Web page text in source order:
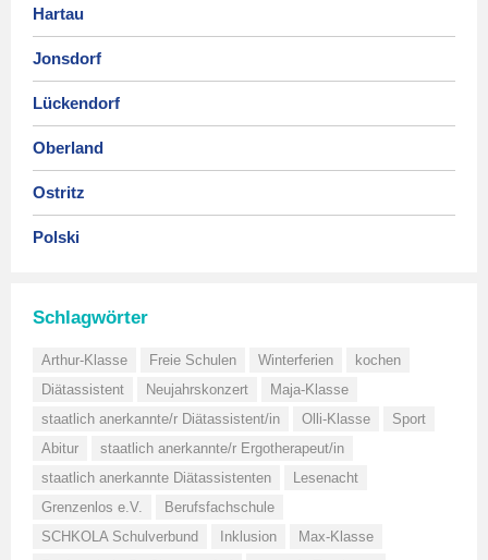
Hartau
Jonsdorf
Lückendorf
Oberland
Ostritz
Polski
Schlagwörter
Arthur-Klasse Freie Schulen Winterferien
kochen
Diätassistent
Neujahrskonzert
Maja-Klasse
staatlich anerkannte/r Diätassistent/in
Olli-Klasse
Sport
Abitur
staatlich anerkannte/r Ergotherapeut/in
staatlich anerkannte Diätassistenten
Lesenacht
Grenzenlos e.V.
Berufsfachschule
SCHKOLA Schulverbund
Inklusion
Max-Klasse